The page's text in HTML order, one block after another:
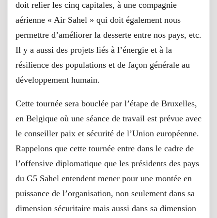
doit relier les cinq capitales, à une compagnie
aérienne « Air Sahel » qui doit également nous
permettre d’améliorer la desserte entre nos pays, etc.
Il y a aussi des projets liés à l’énergie et à la
résilience des populations et de façon générale au
développement humain.
Cette tournée sera bouclée par l’étape de Bruxelles,
en Belgique où une séance de travail est prévue avec
le conseiller paix et sécurité de l’Union européenne.
Rappelons que cette tournée entre dans le cadre de
l’offensive diplomatique que les présidents des pays
du G5 Sahel entendent mener pour une montée en
puissance de l’organisation, non seulement dans sa
dimension sécuritaire mais aussi dans sa dimension